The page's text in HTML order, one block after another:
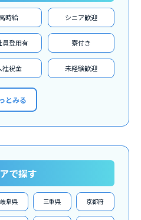
時給 シニア歓迎
員登用有 寮付き
社祝金 未経験歓迎
とみる
で探す
岐阜県 三重県 京都府